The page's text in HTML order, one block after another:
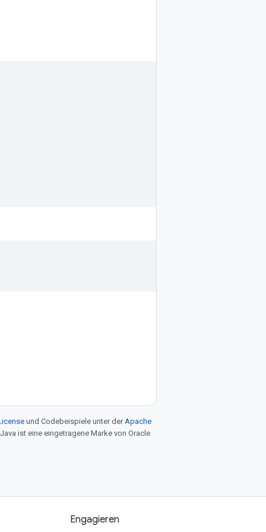
und Codebeispiele unter derApache
ist eine eingetragene Marke von Oracle
Engagieren